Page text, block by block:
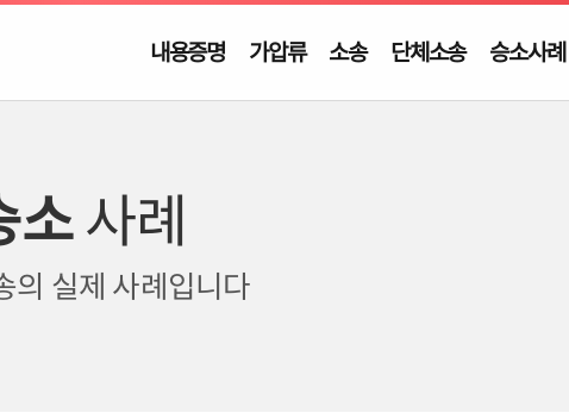
내용증명 가압류 소송 단체소송 승소사례
소사례
의 실제 사례입니다